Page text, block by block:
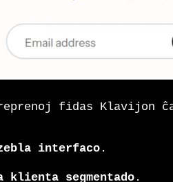
fidas Klavijon
interfaco .
segmentado .